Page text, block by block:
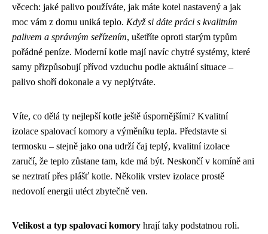
věcech: jaké palivo používáte, jak máte kotel nastavený a jak
moc vám z domu uniká teplo. Když si dáte práci s kvalitním
palivem a správným seřízením, ušetříte oproti starým typům
pořádné peníze. Moderní kotle mají navíc chytré systémy, které
samy přizpůsobují přívod vzduchu podle aktuální situace –
palivo shoří dokonale a vy neplýtváte.
Víte, co dělá ty nejlepší kotle ještě úspornějšími? Kvalitní
izolace spalovací komory a výměníku tepla. Představte si
termosku – stejně jako ona udrží čaj teplý, kvalitní izolace
zaručí, že teplo zůstane tam, kde má být. Neskončí v komíně ani
se neztratí přes plášť kotle. Několik vrstev izolace prostě
nedovolí energii utéct zbytečně ven.
Velikost a typ spalovací komory hrají taky podstatnou roli.